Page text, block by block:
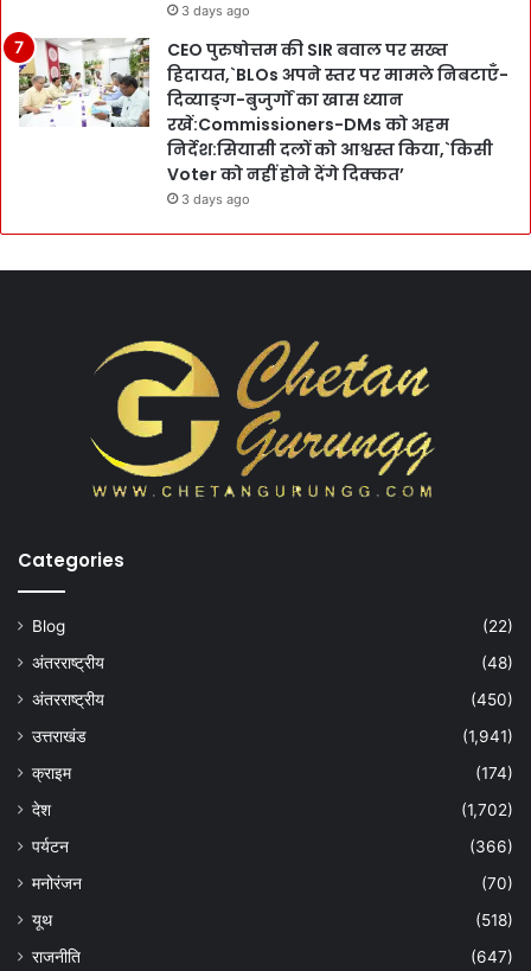
3 days ago
CEO पुरुषोत्तम की SIR बवाल पर सख्त
हिदायत,`BLOs अपने स्तर पर मामले निबटाएँ-
दिव्याङ्ग-बुजुर्गों का खास ध्यान
रखें:Commissioners-DMs को अहम
निर्देश:सियासी दलों को आश्वस्त किया,`किसी
Voter को नहीं होने देंगे दिक्कत’
3 days ago
Categories
Blog
(22)
अंतरराष्ट्रीय
(48)
अंतरराष्ट्रीय
(450)
उत्तराखंड
(1,941)
क्राइम
(174)
देश
(1,702)
पर्यटन
(366)
मनोरंजन
(70)
यूथ
(518)
राजनीति
(647)